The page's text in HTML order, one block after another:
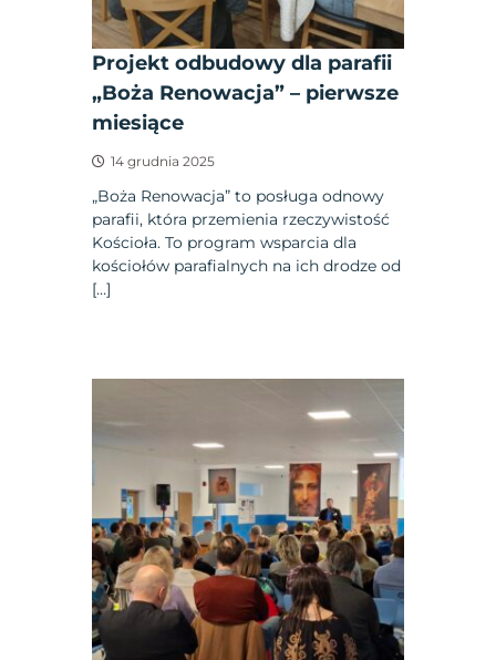
Projekt odbudowy dla parafii
„Boża Renowacja” – pierwsze
miesiące
14 grudnia 2025
„Boża Renowacja” to posługa odnowy
parafii, która przemienia rzeczywistość
Kościoła. To program wsparcia dla
kościołów parafialnych na ich drodze od
[…]